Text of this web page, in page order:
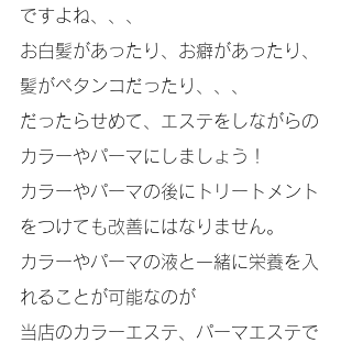
ですよね、、、
お白髪があったり、お癖があったり、
髪がペタンコだったり、、、
だったらせめて、エステをしながらの
カラーやパーマにしましょう！
カラーやパーマの後にトリートメント
をつけても改善にはなりません。
カラーやパーマの液と一緒に栄養を入
れることが可能なのが
当店のカラーエステ、パーマエステで